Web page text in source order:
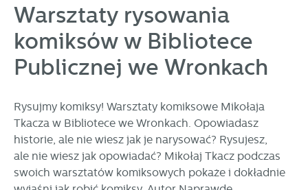
Warsztaty rysowania
komiksów w Bibliotece
Publicznej we Wronkach
Rysujmy komiksy! Warsztaty komiksowe Mikołaja
Tkacza w Bibliotece we Wronkach. Opowiadasz
historie, ale nie wiesz jak je narysować? Rysujesz,
ale nie wiesz jak opowiadać? Mikołaj Tkacz podczas
swoich warsztatów komiksowych pokaże i dokładnie
personalizację określonych funkcjonalności czy
prezentowanych treści.
Dzięki tym plikom cookies możemy zapewnić Ci większy
komfort korzystania z funkcjonalności naszej strony poprzez
dopasowanie jej do Twoich indywidualnych preferencji.
stronie.
Więcej
Analityczne pliki cookies pomagają nam rozwijać się i
dostosowywać do Twoich potrzeb.
Cookies analityczne pozwalają na uzyskanie informacji w
zakresie wykorzystywania witryny internetowej, miejsca oraz
częstotliwości, z jaką odwiedzane są nasze serwisy www.
Dane pozwalają nam na ocenę naszych serwisów
Więcej